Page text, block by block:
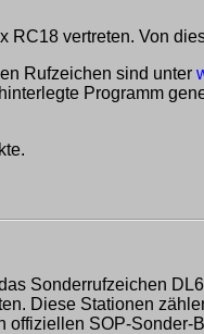
vertreten. Von
Rufzeichen sind unter
Programm
Sonderrufzeichen
Diese Stationen
SOP-Sonder-